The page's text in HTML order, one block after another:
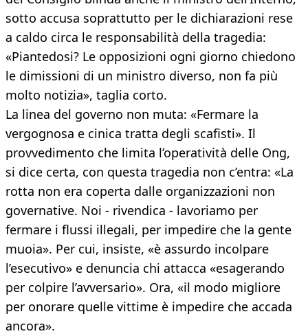
sotto accusa soprattutto per le dichiarazioni rese
a caldo circa le responsabilità della tragedia:
«Piantedosi? Le opposizioni ogni giorno chiedono
le dimissioni di un ministro diverso, non fa più
molto notizia», taglia corto.
La linea del governo non muta: «Fermare la
vergognosa e cinica tratta degli scafisti». Il
provvedimento che limita l’operatività delle Ong,
si dice certa, con questa tragedia non c’entra: «La
rotta non era coperta dalle organizzazioni non
governative. Noi - rivendica - lavoriamo per
fermare i flussi illegali, per impedire che la gente
muoia». Per cui, insiste, «è assurdo incolpare
l’esecutivo» e denuncia chi attacca «esagerando
per colpire l’avversario». Ora, «il modo migliore
per onorare quelle vittime è impedire che accada
ancora».